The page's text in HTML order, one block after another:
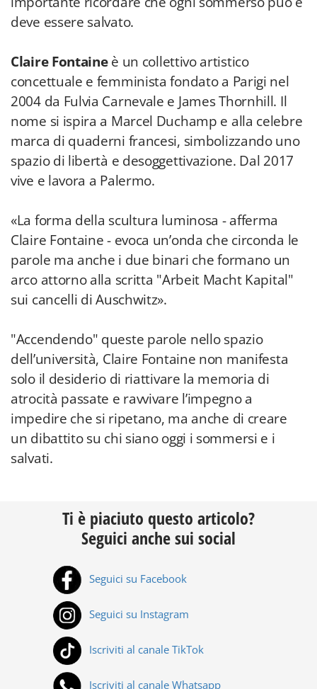
deve essere salvato.
Claire Fontaineè un collettivo artistico
concettuale e femminista fondato a Parigi nel
2004 da Fulvia Carnevale e James Thornhill. Il
nome si ispira a Marcel Duchamp e alla celebre
marca di quaderni francesi, simbolizzando uno
spazio di libertà e desoggettivazione. Dal 2017
vive e lavora a Palermo.
«La forma della scultura luminosa - afferma
Claire Fontaine - evoca un’onda che circonda le
parole ma anche i due binari che formano un
arco attorno alla scritta "Arbeit Macht Kapital"
sui cancelli di Auschwitz».
"Accendendo" queste parole nello spazio
dell’università, Claire Fontaine non manifesta
solo il desiderio di riattivare la memoria di
atrocità passate e ravvivare l’impegno a
impedire che si ripetano, ma anche di creare
un dibattito su chi siano oggi i sommersi e i
salvati.
Ti è piaciuto questo articolo?
Seguici anche sui social
Seguici su Facebook
Seguici su Instagram
Iscriviti al canale TikTok
Iscriviti al canale Whatsapp